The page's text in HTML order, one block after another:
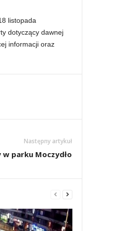
listopada
dotyczący dawnej
informacji oraz
Następny artykuł
parku Moczydło